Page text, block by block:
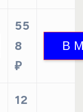
55
8
₽
12